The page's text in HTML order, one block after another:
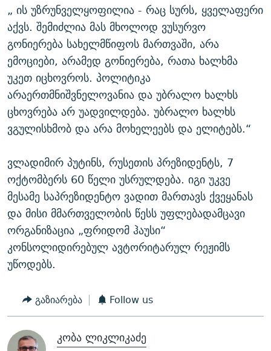
„ ის უზრუნველყოფილია - რაც სურს, ყველაფერი
აქვს. შემიძლია მას მხოლოდ ვუსურვო
გონიერება სახელმწიფოს მართვაში, არა
ემოციები, არამედ გონიერება, რათა ხალხმა
უკეთ იცხოვროს. პოლიტიკა
არაერთმნიშვნელოვანია და უბრალო ხალხს
ცხოვრება არ უადვილდება. უბრალო ხალხს
ვგულისხმობ და არა მოხელეებს და ელიტებს.“
ვლადიმირ პუტინს, რუსეთის პრეზიდენტს, 7
ოქტომბერს 60 წელი უსრულდება. იგი უკვე
მესამე საპრეზიდენტო ვადით მართავს ქვეყანას
და მისი მმართველობის წესს უფლებადამცავი
ორგანიზაცია „ფრიდომ ჰაუსი“
კონსოლიდირებულ ავტორიტარულ რეჟიმს
უწოდებს.
გაზიარება Follow us
კობა ლიკლიკაძე